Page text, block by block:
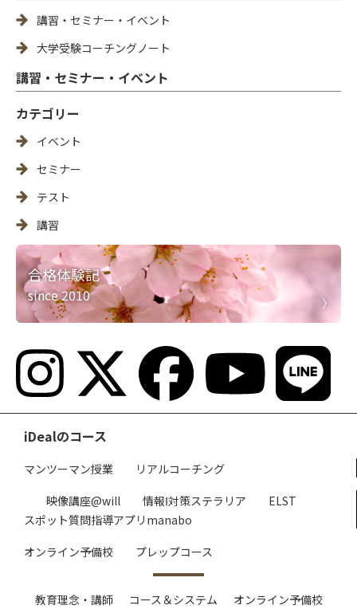
講習・セミナー・イベント
大学受験コーチングノート
講習・セミナー・イベント
カテゴリー
イベント
セミナー
テスト
講習
合格体験記
since 2010
iDealのコース
マンツーマン授業
リアルコーチング
映像講座@will
情報Ⅰ対策ステラリア
ELST
スポット質問指導アプリmanabo
オンライン予備校
プレップコース
教育理念・講師 コース＆システム
オンライン予備校